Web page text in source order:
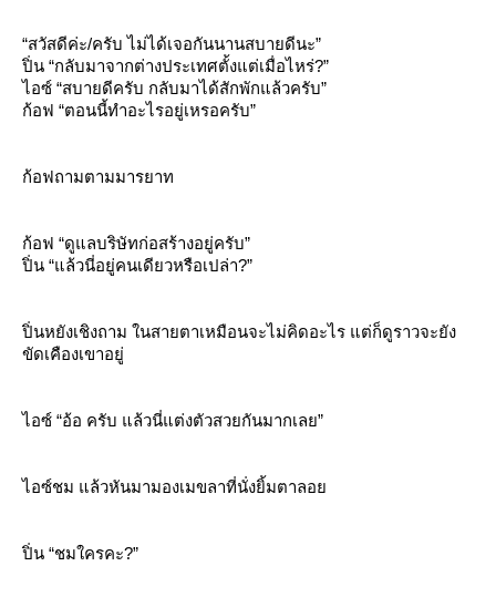
“สวัสดีค่ะ/ครับ ไม่ได้เจอกันนานสบายดีนะ”
ปิ่น “กลับมาจากต่างประเทศตั้งแต่เมื่อไหร่?”
ไอซ์ “สบายดีครับ กลับมาได้สักพักแล้วครับ”
ก้อฟ “ตอนนี้ทำอะไรอยู่เหรอครับ”
ก้อฟถามตามมารยาท
ก้อฟ “ดูแลบริษัทก่อสร้างอยู่ครับ”
ปิ่น “แล้วนี่อยู่คนเดียวหรือเปล่า?”
ปิ่นหยังเชิงถาม ในสายตาเหมือนจะไม่คิดอะไร แต่ก็ดูราวจะยัง
ขัดเคืองเขาอยู่
ไอซ์ “อ้อ ครับ แล้วนี่แต่งตัวสวยกันมากเลย”
ไอซ์ชม แล้วหันมามองเมขลาที่นั่งยิ้มตาลอ
ปิ่น “ชมใครคะ?”